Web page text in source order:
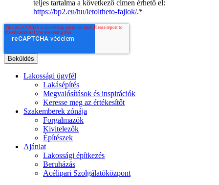
teljes tartalma a következő címen érhető el:
https://bp2.eu/hu/letoltheto-fajlok/.*
Lakossági ügyfél
Lakásépítés
Megvalósítások és inspirációk
Keresse meg az értékesítőt
Szakemberek zónája
Forgalmazók
Kivitelezők
Építészek
Ajánlat
Lakossági építkezés
Beruházás
Acélipari Szolgálatóközpont